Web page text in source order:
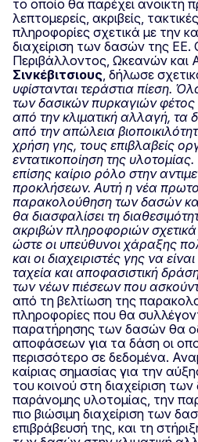
το οποίο θα παρέχει ανοικτή
λεπτομερείς, ακριβείς,
πληροφορίες σχετικά με την
διαχείριση των δασών της ΕΕ.
Περιβάλλοντος, Ωκεανών και
Σινκέβιτσιους, δήλωσε
υφίστανται τεράστια πίεση.
των δασικών πυρκαγιών φέτος
από την κλιματική αλλαγή, τα
από την απώλεια
χρήση γης, τους επιβλαβείς
εντατικοποίηση της
επίσης καίριο ρόλο στην
προκλήσεων. Αυτή η νέα
παρακολούθηση των δασών
θα διασφαλίσει τη
ακριβών πληροφοριών
ώστε οι υπεύθυνοι χάραξης
και οι διαχειριστές γης να
ταχεία και αποφασιστική
των νέων πιέσεων που
από τη βελτίωση της
πληροφορίες που θα
παρατήρησης των δασών θα
αποφάσεων για τα δάση οι
περισσότερο σε δεδομένα.
καίριας σημασίας για την
του κοινού στη διαχείριση
παράνομης υλοτομίας, την
πιο βιώσιμη διαχείριση των
επιβράβευσή της, και τη